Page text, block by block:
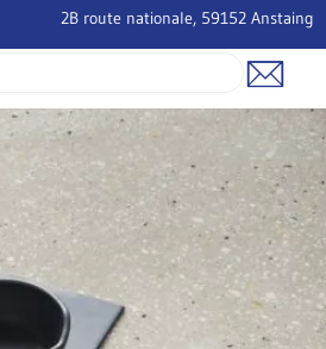
2B route nationale, 59152 Anstaing